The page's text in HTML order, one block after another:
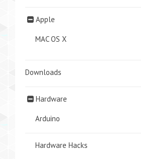
Apple
MAC OS X
Downloads
Hardware
Arduino
Hardware Hacks